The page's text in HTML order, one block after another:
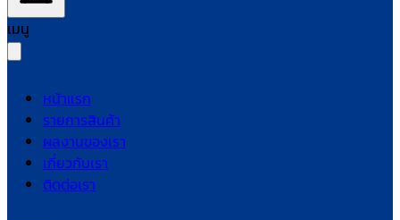
เมนู
หน้าแรก
รายการสินค้า
ผลงานของเรา
เกี่ยวกับเรา
ติดต่อเรา